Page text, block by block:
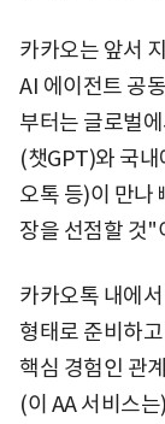
카카오는 앞서
AI 에이전트 공
부터는 글로벌
(챗GPT)와 국
오톡 등)이 만나
장을 선점할 것"
카카오톡 내에
형태로 준비하
핵심 경험인 관
(이 AA 서비스